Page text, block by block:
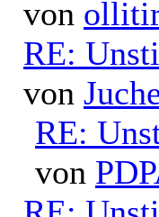
von
RE:
von
RE:
von